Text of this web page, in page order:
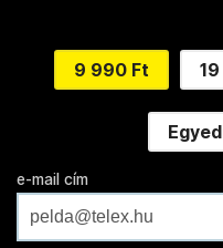
9 990 Ft
e-mail cím